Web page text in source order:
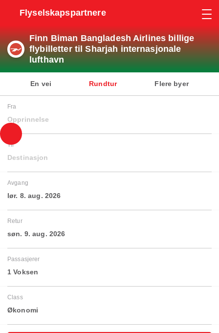
Flyselskapspartnere
Finn Biman Bangladesh Airlines billige
flybilletter til Sharjah internasjonale
lufthavn
En vei Rundtur Flere byer
Fra
Opprinnelse
Til
Destinasjon
Avgang
lør. 8. aug. 2026
Retur
søn. 9. aug. 2026
Passasjerer
1 Voksen
Class
Økonomi